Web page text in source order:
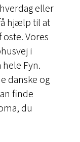
eller
hjælp til at
Vores
i
Fyn.
danske og
finde
du